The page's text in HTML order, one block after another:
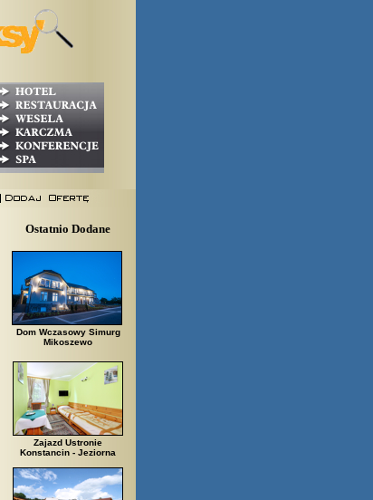
Ostatnio Dodane
Dom Wczasowy Simurg
Mikoszewo
Zajazd Ustronie
Konstancin - Jeziorna